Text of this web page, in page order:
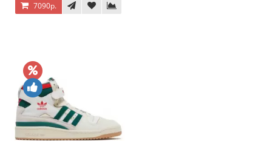
7090р.